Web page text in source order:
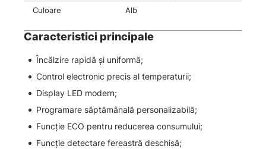
Culoare
Alb
Caracteristici principale
Încălzire rapidă și uniformă;
Control electronic precis al temperaturii;
Display LED modern;
Programare săptămânală personalizabilă;
Funcție ECO pentru reducerea consumului;
Funcție detectare fereastră deschisă;